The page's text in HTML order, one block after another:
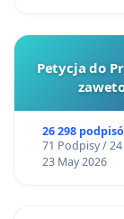
Petycja do
26 298
71 Podpisy /
23 May 2026